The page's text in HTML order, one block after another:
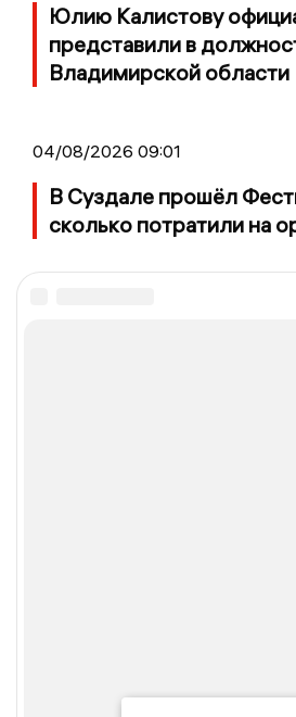
Юлию Калистову
представили в
Владимирской области
04/08/2026 09:01
В Суздале прошёл
сколько потратили на